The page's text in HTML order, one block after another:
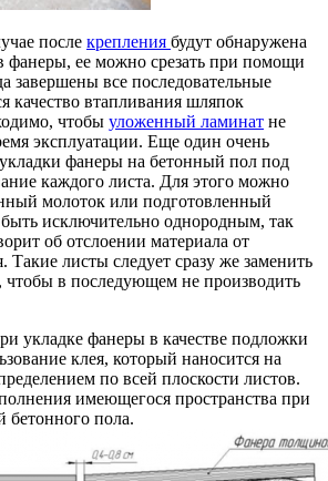
после крепления будут обнаружена
фанеры, ее можно срезать при помощи
завершены все последовательные
качество втапливания шляпок
чтобы уложенный ламинат не
эксплуатации. Еще один очень
фанеры на бетонный пол под
каждого листа. Для этого можно
молоток или подготовленный
исключительно однородным, так
об отслоении материала от
Такие листы следует сразу же заменить
чтобы в последующем не производить
укладке фанеры в качестве подложки
клея, который наносится на
по всей плоскости листов.
имеющегося пространства при
бетонного пола.